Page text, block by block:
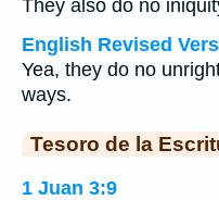
They also do no
English Revised
Yea, they do no
ways.
Tesoro de la
1 Juan 3:9